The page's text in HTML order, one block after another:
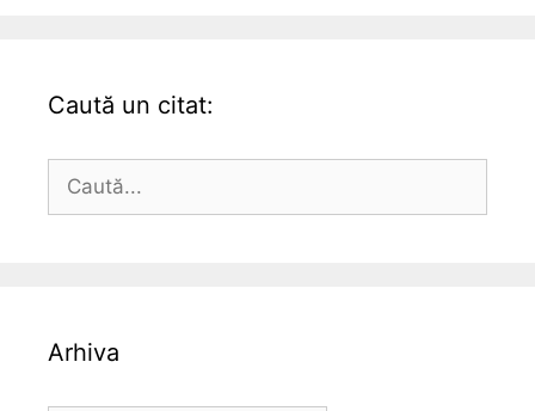
Caută un citat:
Caută
Arhiva